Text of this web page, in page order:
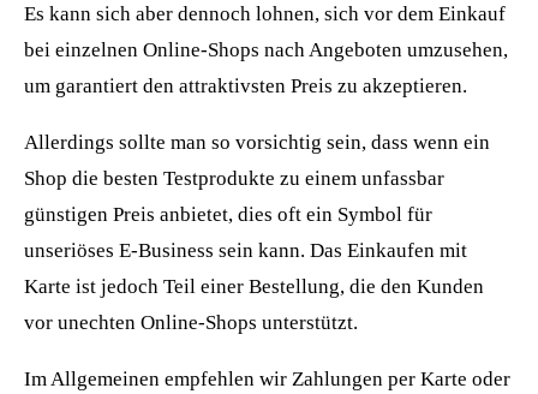
Es kann sich aber dennoch lohnen, sich vor dem Einkauf
bei einzelnen Online-Shops nach Angeboten umzusehen,
um garantiert den attraktivsten Preis zu akzeptieren.
Allerdings sollte man so vorsichtig sein, dass wenn ein
Shop die besten Testprodukte zu einem unfassbar
günstigen Preis anbietet, dies oft ein Symbol für
unseriöses E-Business sein kann. Das Einkaufen mit
Karte ist jedoch Teil einer Bestellung, die den Kunden
vor unechten Online-Shops unterstützt.
Im Allgemeinen empfehlen wir Zahlungen per Karte oder